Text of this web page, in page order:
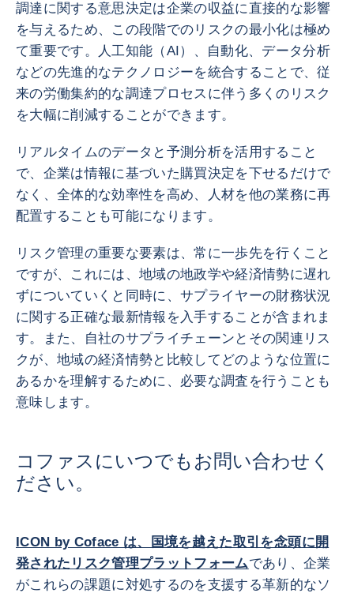
調達に関する意思決定は企業の収益に直接的な影響
を与えるため、この段階でのリスクの最小化は極め
て重要です。人工知能（AI）、自動化、データ分析
などの先進的なテクノロジーを統合することで、従
来の労働集約的な調達プロセスに伴う多くのリスク
を大幅に削減することができます。
リアルタイムのデータと予測分析を活用すること
で、企業は情報に基づいた購買決定を下せるだけで
なく、全体的な効率性を高め、人材を他の業務に再
配置することも可能になります。
リスク管理の重要な要素は、常に一歩先を行くこと
ですが、これには、地域の地政学や経済情勢に遅れ
ずについていくと同時に、サプライヤーの財務状況
に関する正確な最新情報を入手することが含まれま
す。また、自社のサプライチェーンとその関連リス
クが、地域の経済情勢と比較してどのような位置に
あるかを理解するために、必要な調査を行うことも
意味します。
コファスにいつでもお問い合わせく
ださい。
ICON by Coface は、国境を越えた取引を念頭に開
発されたリスク管理プラットフォームであり、企業
がこれらの課題に対処するのを支援する革新的なソ